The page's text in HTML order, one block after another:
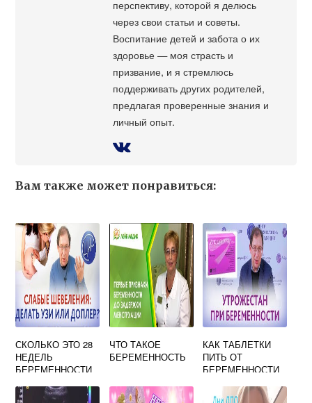
перспективу, которой я делюсь
через свои статьи и советы.
Воспитание детей и забота о их
здоровье — моя страсть и
призвание, и я стремлюсь
поддерживать других родителей,
предлагая проверенные знания и
личный опыт.
Вам также может понравиться:
СКОЛЬКО ЭТО 28
НЕДЕЛЬ
БЕРЕМЕННОСТИ
ЧТО ТАКОЕ
БЕРЕМЕННОСТЬ
КАК ТАБЛЕТКИ
ПИТЬ ОТ
БЕРЕМЕННОСТИ